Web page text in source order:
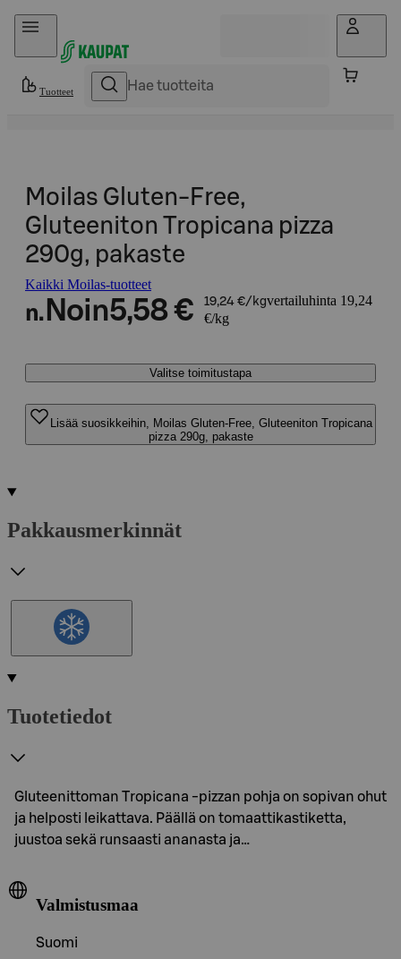
Hyppää sisältöön
Tuotteet
Moilas Gluten-Free,
Gluteeniton Tropicana pizza
290g, pakaste
Kaikki Moilas-tuotteet
n. Noin5,58 € 19,24 €/kgvertailuhinta 19,24
€/kg
Valitse toimitustapa
Lisää suosikkeihin, Moilas Gluten-Free, Gluteeniton Tropicana
pizza 290g, pakaste
Pakkausmerkinnät
Tuotetiedot
Gluteenittoman Tropicana -pizzan pohja on sopivan ohut
ja helposti leikattava. Päällä on tomaattikastiketta,
juustoa sekä runsaasti ananasta ja…
Valmistusmaa
Suomi